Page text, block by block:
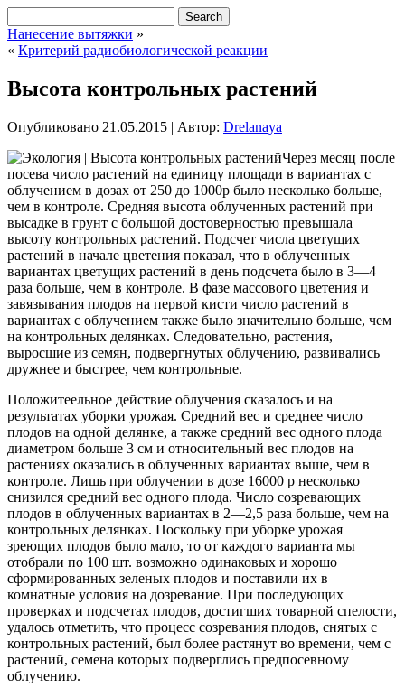
Нанесение вытяжки »
« Критерий радиобиологической реакции
Высота контрольных растений
Опубликовано 21.05.2015 | Автор: Drelanaya
Через месяц после
посева число растений на единицу площади в вариантах с
облучением в дозах от 250 до 1000р было несколько больше,
чем в контроле. Средняя высота облученных растений при
высадке в грунт с большой достоверностью превышала
высоту контрольных растений. Подсчет числа цветущих
растений в начале цветения показал, что в облученных
вариантах цветущих растений в день подсчета было в 3—4
раза больше, чем в контроле. В фазе массового цветения и
завязывания плодов на первой кисти число растений в
вариантах с облучением также было значительно больше, чем
на контрольных делянках. Следовательно, растения,
выросшие из семян, подвергнутых облучению, развивались
дружнее и быстрее, чем контрольные.
Положитеельное действие облучения сказалось и на
результатах уборки урожая. Средний вес и среднее число
плодов на одной делянке, а также средний вес одного плода
диаметром больше 3 см и относительный вес плодов на
растениях оказались в облученных вариантах выше, чем в
контроле. Лишь при облучении в дозе 16000 р несколько
снизился средний вес одного плода. Число созревающих
плодов в облученных вариантах в 2—2,5 раза больше, чем на
контрольных делянках. Поскольку при уборке урожая
зреющих плодов было мало, то от каждого варианта мы
отобрали по 100 шт. возможно одинаковых и хорошо
сформированных зеленых плодов и поставили их в
комнатные условия на дозревание. При последующих
проверках и подсчетах плодов, достигших товарной спелости,
удалось отметить, что процесс созревания плодов, снятых с
контрольных растений, был более растянут во времени, чем с
растений, семена которых подверглись предпосевному
облучению.